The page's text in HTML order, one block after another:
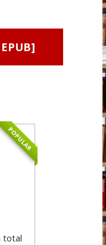
POPULAR
total